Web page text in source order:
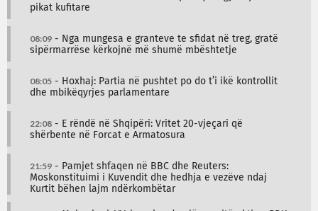
pikat kufitare
08:09 - Nga mungesa e granteve te sfidat në treg, gratë
sipërmarrëse kërkojnë më shumë mbështetje
08:05 - Hoxhaj: Partia në pushtet po do t’i ikë kontrollit
dhe mbikëqyrjes parlamentare
22:08 - E rëndë në Shqipëri: Vritet 20-vjeçari që
shërbente në Forcat e Armatosura
21:59 - Pamjet shfaqen në BBC dhe Reuters:
Moskonstituimi i Kuvendit dhe hedhja e vezëve ndaj
Kurtit bëhen lajm ndërkombëtar